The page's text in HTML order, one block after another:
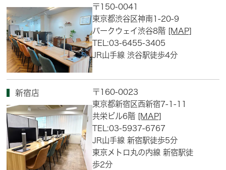
〒150-0041
東京都渋谷区神南1-20-9
パークウェイ渋谷8階 [MAP]
TEL:03-6455-3405
JR山手線 渋谷駅徒歩4分
新宿店
〒160-0023
東京都新宿区西新宿7-1-11
共栄ビル6階 [MAP]
TEL:03-5937-6767
JR山手線 新宿駅徒歩5分
東京メトロ丸の内線 新宿駅徒
歩2分